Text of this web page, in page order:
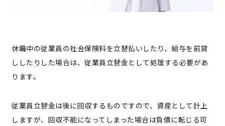
休職中の従業員の社会保険料を立替払いしたり、給与を前貸
ししたりした場合は、従業員立替金として処理する必要があ
ります。
従業員立替金は後に回収するものですので、資産として計上
しますが、回収不能になってしまった場合は負債に転じる可